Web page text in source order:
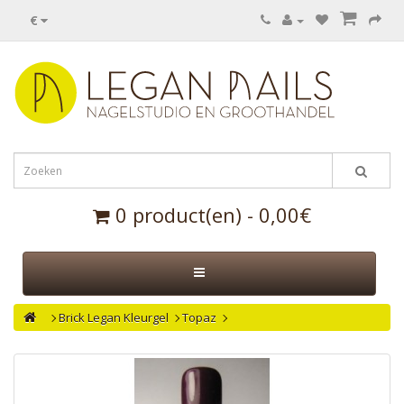
€
0 product(en) - 0,00€
Brick Legan Kleurgel Topaz